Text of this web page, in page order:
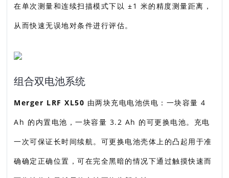
在单次测量和连续扫描模式下以 ±1 米的精度测量距离，
从而快速无误地对条件进行评估。
组合双电池系统
Merger LRF XL50 由两块充电电池供电：一块容量 4
Ah 的内置电池，一块容量 3.2 Ah 的可更换电池。充电
一次可保证长时间续航。可更换电池壳体上的凸起用于准
确确定正确位置，可在完全黑暗的情况下通过触摸快速而